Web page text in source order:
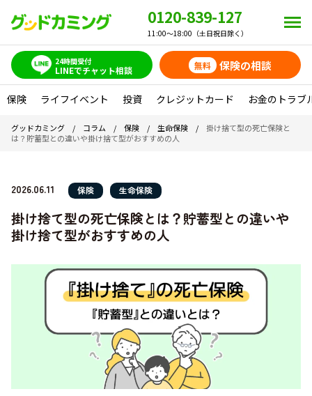
0120-839-127
11:00～18:00（土日祝日除く）
24時間受付
LINEでチャット相談 無料 保険の相談
保険 ライフイベント 投資 クレジットカード お金のトラブ
グッドカミング / コラム / 保険 / 生命保険 / 掛け捨て型の死亡保険と
は？貯蓄型との違いや掛け捨て型がおすすめの人
2026.06.11 保険 生命保険
掛け捨て型の死亡保険とは？貯蓄型との違いや
掛け捨て型がおすすめの人